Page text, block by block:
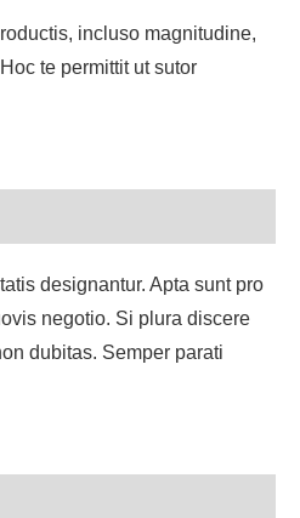
incluso magnitudine,
te permittit ut sutor
designantur. Apta sunt pro
negotio. Si plura discere
dubitas. Semper parati